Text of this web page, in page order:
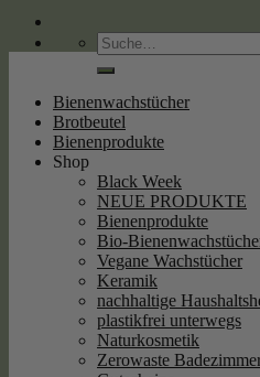
Suche
nach:
Bienenwachstücher
Brotbeutel
Bienenprodukte
Shop
Black Week
NEUE PRODUKTE
Bienenprodukte
Bio-
Vegane Wachstücher
Keramik
nachhaltige
plastikfrei unterwegs
Naturkosmetik
Zerowaste